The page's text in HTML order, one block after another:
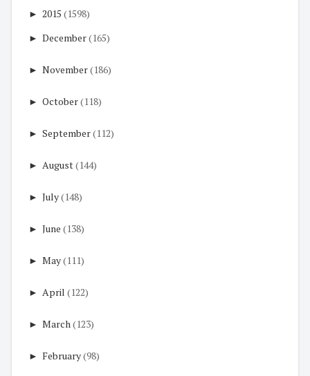
► 2015 (1598)
► December(165)
► November(186)
► October(118)
► September(112)
► August(144)
► July(148)
► June (138)
► May(111)
► April (122)
► March(123)
► February(98)